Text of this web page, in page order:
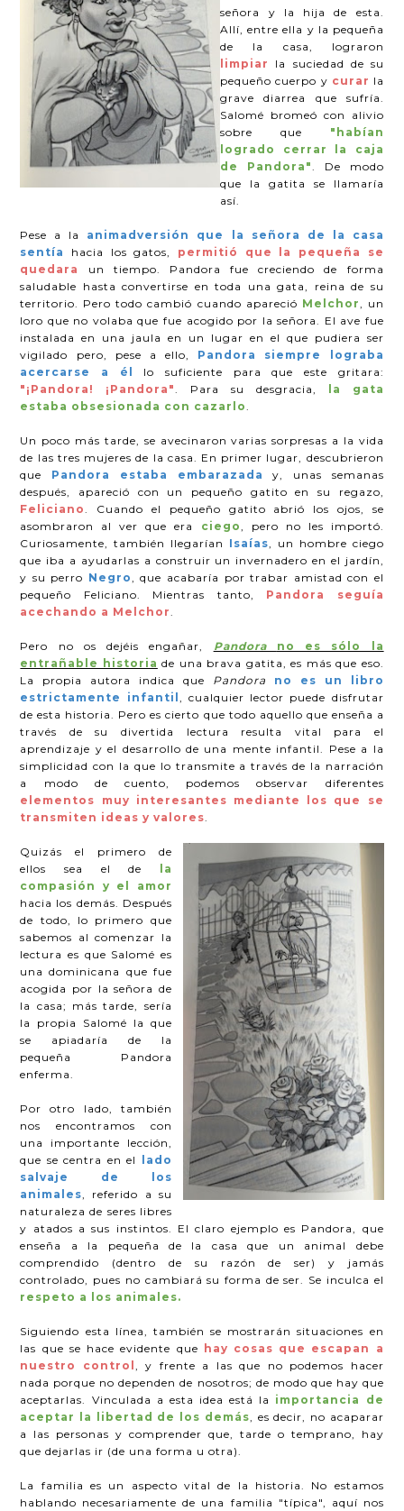
señora y la hija de esta.
Allí, entre ella y la pequeña
de la casa, lograron
limpiar la suciedad de su
pequeño cuerpo y curar la
grave diarrea que sufría.
Salomé bromeó con alivio
sobre que "habían
logrado cerrar la caja
de Pandora"
. De modo
que la gatita se llamaría
así.
Pese a la animadversión que la señora de la casa
sentía
hacia los gatos, permitió que la pequeña se
quedara un tiempo. Pandora fue creciendo de forma
saludable hasta convertirse en toda una gata, reina de su
territorio. Pero todo cambió cuando apareció Melchor
, un
loro que no volaba que fue acogido por la señora. El ave fue
instalada en una jaula en un lugar en el que pudiera ser
vigilado pero, pese a ello, Pandora siempre lograba
acercarse a él
lo suficiente para que este gritara:
"¡Pandora! ¡Pandora"
. Para su desgracia, la gata
estaba obsesionada con cazarlo
Un poco más tarde, se avecinaron varias sorpresas a la vida
de las tres mujeres de la casa. En primer lugar, descubrieron
que Pandora estaba embarazaday, unas semanas
después, apareció con un pequeño gatito en su regazo,
Feliciano
. Cuando el pequeño gatito abrió los ojos, se
asombraron al ver que era ciego
, pero no les importó.
Curiosamente, también llegarían Isaías , un hombre ciego
que iba a ayudarlas a construir un invernadero en el jardín,
y su perro Negro
, que acabaría por trabar amistad con el
pequeño Feliciano. Mientras tanto, Pandora seguía
acechando a Melchor
Pero no os dejéis engañar, Pandora no es sólo la
entrañable historia de una brava gatita, es más que eso.
La propia autora indica que Pandora no es un libro
estrictamente infantil
, cualquier lector puede disfrutar
de esta historia. Pero es cierto que todo aquello que enseña a
través de su divertida lectura resulta vital para el
aprendizaje y el desarrollo de una mente infantil. Pese a la
simplicidad con la que lo transmite a través de la narración
a modo de cuento, podemos observar diferentes
elementos muy interesantes mediante los que se
transmiten ideas y valores
Quizás el primero de
ellos sea el de la
compasión y el amor
hacia los demás. Después
de todo, lo primero que
sabemos al comenzar la
lectura es que Salomé es
una dominicana que fue
acogida por la señora de
la casa; más tarde, sería
la propia Salomé la que
se apiadaría de la
pequeña Pandora
enferma.
Por otro lado, también
nos encontramos con
una importante lección,
que se centra en el lado
salvaje de los
animales , referido a su
naturaleza de seres libres
y atados a sus instintos. El claro ejemplo es Pandora, que
enseña a la pequeña de la casa que un animal debe
comprendido (dentro de su razón de ser) y jamás
controlado, pues no cambiará su forma de ser. Se inculca el
respeto a los animales.
Siguiendo esta línea, también se mostrarán situaciones en
las que se hace evidente que hay cosas que escapan a
nuestro control
, y frente a las que no podemos hacer
nada porque no dependen de nosotros; de modo que hay que
aceptarlas. Vinculada a esta idea está la importancia de
aceptar la libertad de los demás , es decir, no acaparar
a las personas y comprender que, tarde o temprano, hay
que dejarlas ir (de una forma u otra).
La familia es un aspecto vital de la historia. No estamos
hablando necesariamente de una familia "típica", aquí nos